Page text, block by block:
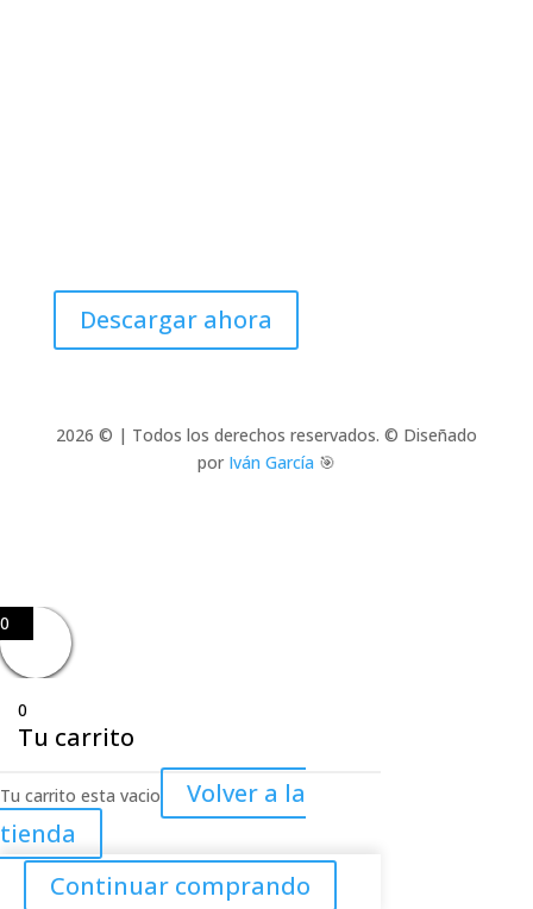
Descargar ahora
2026 © | Todos los derechos reservados. © Diseñado
por Iván García 🎯
0
0
Tu carrito
Tu carrito esta vacio
Volver a la
tienda
Continuar comprando